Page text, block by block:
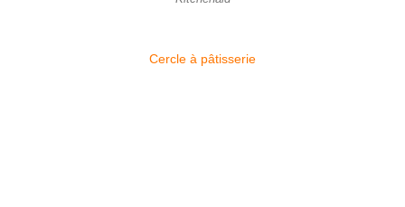
Cercle à pâtisserie